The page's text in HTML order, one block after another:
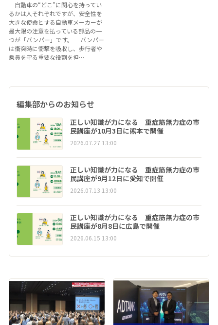
自動車の“どこ”に関心を持ってい
るかは人それぞれですが、安全性を
大きな使命とする自動車メーカーが
最大限の注意を払っている部品の一
つが「バンパー」です。 バンパー
は衝突時に衝撃を吸収し、歩行者や
乗員を守る重要な役割を担…
編集部からのお知らせ
正しい知識が力になる 重症筋無力症の市
民講座が10月3日に熊本で開催
2026.07.27 13:00
正しい知識が力になる 重症筋無力症の市
民講座が9月12日に愛知で開催
2026.07.13 13:00
正しい知識が力になる 重症筋無力症の市
民講座が8月8日に広島で開催
2026.06.15 13:00